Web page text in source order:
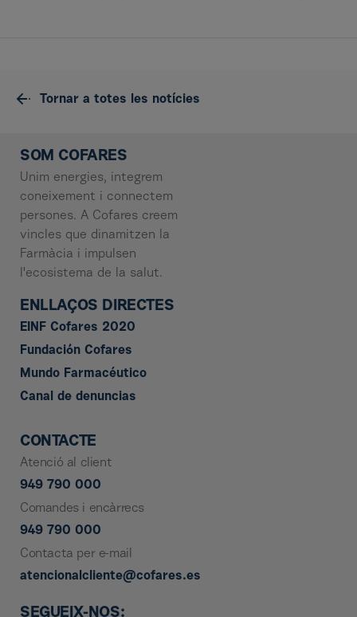
Tornar a totes les notícies
SOM COFARES
Unim energies, integrem
coneixement i connectem
persones. A Cofares creem
vincles que dinamitzen la
Farmàcia i impulsen
l'ecosistema de la salut.
ENLLAÇOS DIRECTES
EINF Cofares 2020
Fundación Cofares
Mundo Farmacéutico
Canal de denuncias
CONTACTE
Atenció al client
949 790 000
Comandes i encàrrecs
949 790 000
Contacta per e-mail
atencionalcliente@cofares.es
SEGUEIX-NOS: